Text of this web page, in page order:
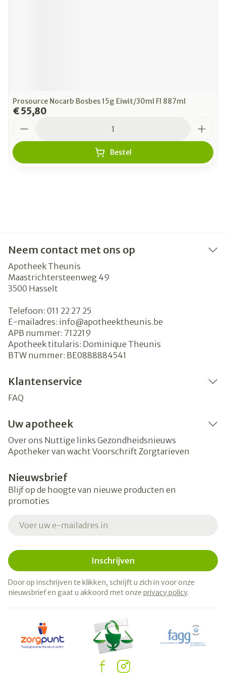
Prosource Nocarb Bosbes 15g Eiwit/30ml Fl 887ml
€ 55,80
Bestel
Neem contact met ons op
Apotheek Theunis
Maastrichtersteenweg 49
3500 Hasselt
Telefoon: 011 22 27 25
E-mailadres: info@apotheektheunis.be
APB nummer: 712219
Apotheek titularis: Dominique Theunis
BTW nummer: BE0888884541
Klantenservice
FAQ
Uw apotheek
Over ons Nuttige links Gezondheidsnieuws
Apotheker van wacht Voorschrift Zorgtarieven
Nieuwsbrief
Blijf op de hoogte van nieuwe producten en
promoties
Inschrijven
Door op inschrijven te klikken, schrijft u zich in voor onze
nieuwsbrief en gaat u akkoord met onze privacy policy.